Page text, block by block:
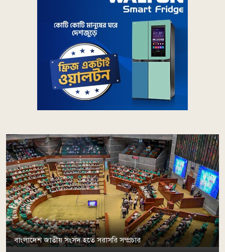
বাংলাদেশ জাতীয় সংসদ হতে সরাসরি সম্প্রচার